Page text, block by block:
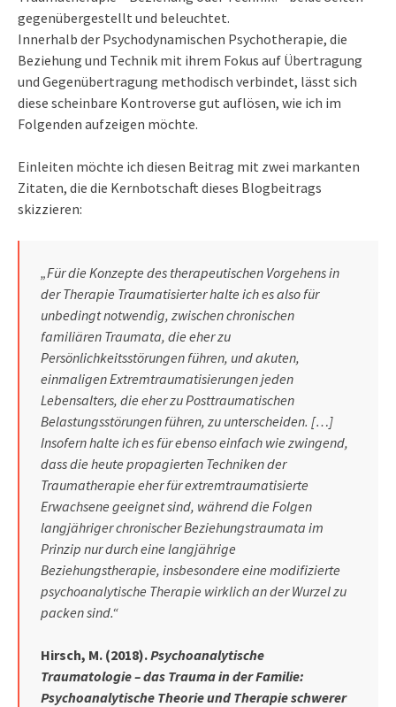
gegenübergestellt und beleuchtet.
Innerhalb der Psychodynamischen Psychotherapie, die
Beziehung und Technik mit ihrem Fokus auf Übertragung
und Gegenübertragung methodisch verbindet, lässt sich
diese scheinbare Kontroverse gut auflösen, wie ich im
Folgenden aufzeigen möchte.
Einleiten möchte ich diesen Beitrag mit zwei markanten
Zitaten, die die Kernbotschaft dieses Blogbeitrags
skizzieren:
„Für die Konzepte des therapeutischen Vorgehens in
der Therapie Traumatisierter halte ich es also für
unbedingt notwendig, zwischen chronischen
familiären Traumata, die eher zu
Persönlichkeitsstörungen führen, und akuten,
einmaligen Extremtraumatisierungen jeden
Lebensalters, die eher zu Posttraumatischen
Belastungsstörungen führen, zu unterscheiden. […]
Insofern halte ich es für ebenso einfach wie zwingend,
dass die heute propagierten Techniken der
Traumatherapie eher für extremtraumatisierte
Erwachsene geeignet sind, während die Folgen
langjähriger chronischer Beziehungstraumata im
Prinzip nur durch eine langjährige
Beziehungstherapie, insbesondere eine modifizierte
psychoanalytische Therapie wirklich an der Wurzel zu
packen sind.“
Hirsch, M. (2018).Psychoanalytische
Traumatologie – das Trauma in der Familie:
Psychoanalytische Theorie und Therapie schwerer